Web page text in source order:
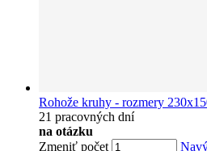
Rohože kruhy - rozmery
21 pracovných dní
na otázku
Zmeniť počet